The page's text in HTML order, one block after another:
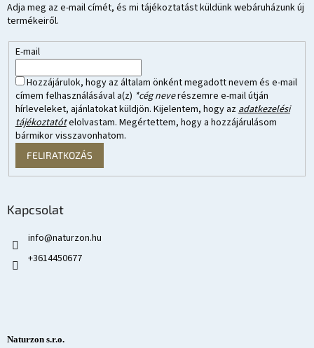
Adja meg az e-mail címét, és mi tájékoztatást küldünk webáruházunk új
termékeiről.
E-mail
Hozzájárulok, hogy az általam önként megadott nevem és e-mail
címem felhasználásával a(z) *cég neverészemre e-mail útján
hírleveleket, ajánlatokat küldjön. Kijelentem, hogy azadatkezelési
tájékoztatótelolvastam. Megértettem, hogy a hozzájárulásom
bármikor visszavonhatom.
FELIRATKOZÁS
Kapcsolat
info@naturzon.hu
+3614450677
Naturzon s.r.o.